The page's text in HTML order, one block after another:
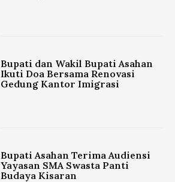
Bupati dan Wakil Bupati Asahan
Ikuti Doa Bersama Renovasi
Gedung Kantor Imigrasi
Bupati Asahan Terima Audiensi
Yayasan SMA Swasta Panti
Budaya Kisaran